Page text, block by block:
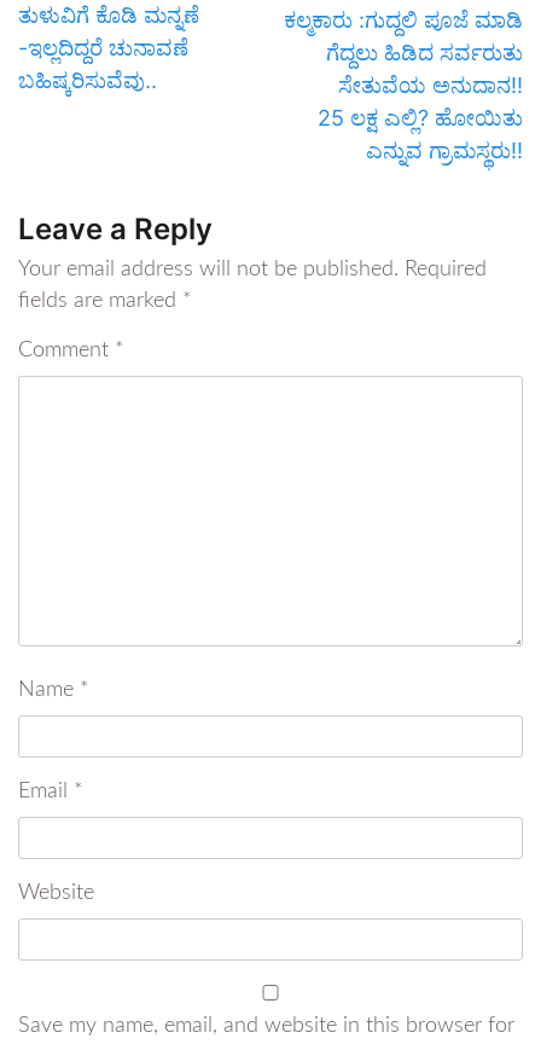
ತುಳುವಿಗೆ ಕೊಡಿ ಮನ್ನಣೆ
-ಇಲ್ಲದಿದ್ದರೆ ಚುನಾವಣೆ
ಬಹಿಷ್ಕರಿಸುವೆವು..
ಕಲ್ಮಕಾರು :ಗುದ್ದಲಿ ಪೂಜೆ ಮಾಡಿ
ಗೆದ್ದಲು ಹಿಡಿದ ಸರ್ವರುತು
ಸೇತುವೆಯ ಅನುದಾನ!!
25 ಲಕ್ಷ ಎಲ್ಲಿ? ಹೋಯಿತು
ಎನ್ನುವ ಗ್ರಾಮಸ್ಥರು!!
Leave a Reply
Your email address will not be published. Required
fields are marked *
Comment *
Name *
Email *
Website
Save my name, email, and website in this browser for